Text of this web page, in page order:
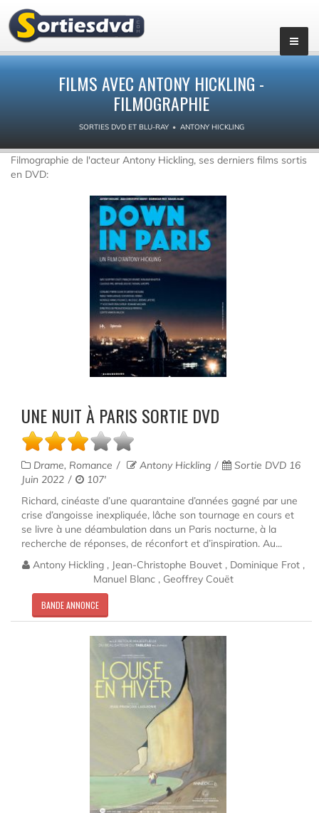
FILMS AVEC ANTONY HICKLING -
FILMOGRAPHIE
SORTIES DVD ET BLU-RAY ANTONY HICKLING
Filmographie de l'acteur Antony Hickling, ses derniers films sortis
en DVD:
UNE NUIT À PARIS SORTIE DVD
Drame, Romance Antony Hickling
Sortie DVD 16
Juin 2022
107'
Richard, cinéaste d’une quarantaine d’années gagné par une
crise d’angoisse inexpliquée, lâche son tournage en cours et
se livre à une déambulation dans un Paris nocturne, à la
recherche de réponses, de réconfort et d’inspiration. Au...
Antony Hickling , Jean-Christophe Bouvet , Dominique Frot ,
Manuel Blanc , Geoffrey Couët
BANDE ANNONCE